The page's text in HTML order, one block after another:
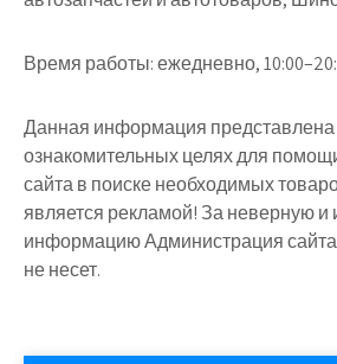
Время работы:ежедневно,
Данная информация представлена
ознакомительных целях для
сайта в поиске необходимых
является рекламой! За неверную
информацию Администрация сайта
не несет.